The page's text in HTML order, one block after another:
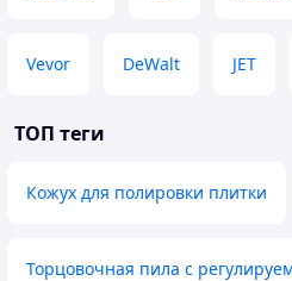
Vevor DeWalt JET
ТОП теги
Кожух для полировки плитки
Торцовочная пила с